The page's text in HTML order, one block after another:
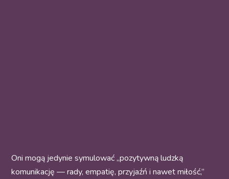
Oni mogą jedynie symulować „pozytywną ludzką
komunikację — rady, empatię, przyjaźń i nawet miłość,”